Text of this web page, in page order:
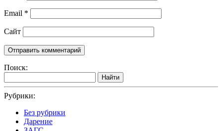
Email *
Сайт
Поиск:
Найти
Рубрики:
Без рубрики
Дарение